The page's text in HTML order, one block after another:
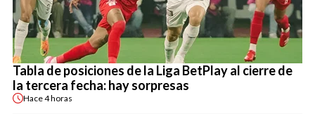
Tabla de posiciones de la Liga BetPlay al cierre de
la tercera fecha: hay sorpresas
Hace4 horas